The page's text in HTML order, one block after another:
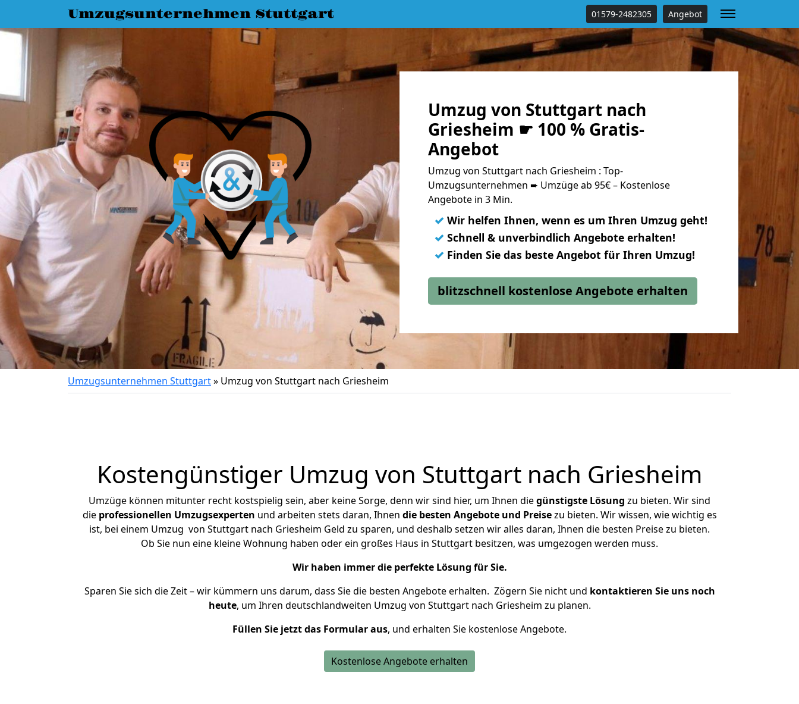
Umzugsunternehmen Stuttgart 01579-2482305 Angebot
Umzug von Stuttgart nach
Griesheim ☛ 100 % Gratis-
Angebot
Umzug von Stuttgart nach Griesheim : Top-
Umzugsunternehmen ➨ Umzüge ab 95€ – Kostenlose
Angebote in 3 Min.
✓ Wir helfen Ihnen, wenn es um Ihren Umzug geht!
✓ Schnell & unverbindlich Angebote erhalten!
✓ Finden Sie das beste Angebot für Ihren Umzug!
blitzschnell kostenlose Angebote erhalten
Umzugsunternehmen Stuttgart» Umzug von Stuttgart nach Griesheim
Kostengünstiger Umzug von Stuttgart nach Griesheim
Umzüge können mitunter recht kostspielig sein, aber keine Sorge, denn wir sind hier, um Ihnen diegünstigste Lösung zu bieten. Wir sind
die professionellen Umzugsexperten und arbeiten stets daran, Ihnen die besten Angebote und Preisezu bieten. Wir wissen, wie wichtig es
ist, bei einem Umzug von Stuttgart nach Griesheim Geld zu sparen, und deshalb setzen wir alles daran, Ihnen die besten Preise zu bieten.
Ob Sie nun eine kleine Wohnung haben oder ein großes Haus in Stuttgart besitzen, was umgezogen werden muss.
Wir haben immer die perfekte Lösung für Sie.
Sparen Sie sich die Zeit – wir kümmern uns darum, dass Sie die besten Angebote erhalten. Zögern Sie nicht und kontaktieren Sie uns noch
heute, um Ihren deutschlandweiten Umzug von Stuttgart nach Griesheim zu planen.
Füllen Sie jetzt das Formular aus, und erhalten Sie kostenlose Angebote.
Kostenlose Angebote erhalten